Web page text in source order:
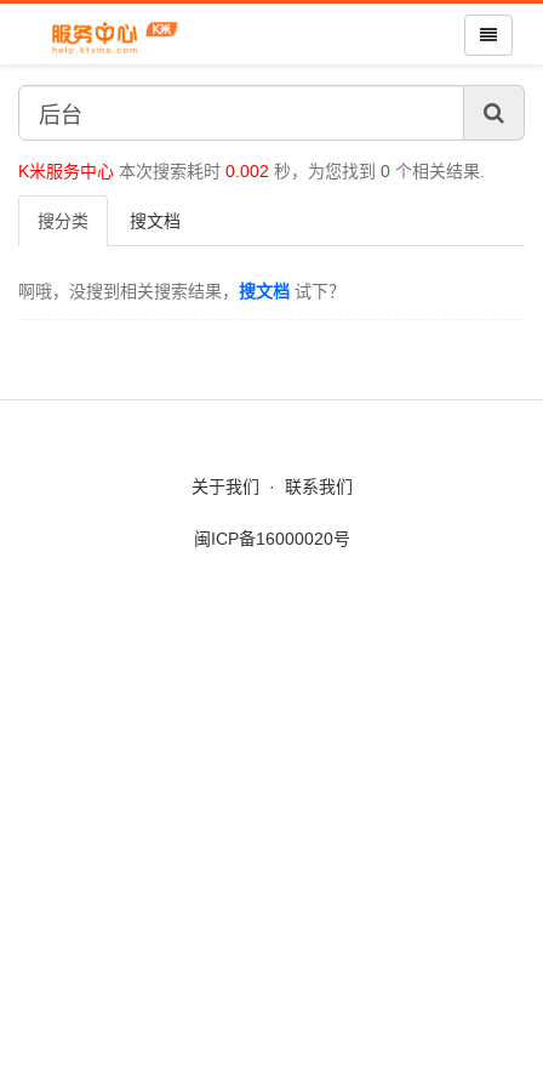
K米服务中心 本次搜索耗时 0.002 秒，为您找到 0 个相关结果.
搜分类 搜文档
啊哦，没搜到相关搜索结果， 搜文档 试下？
关于我们 · 联系我们
闽ICP备16000020号